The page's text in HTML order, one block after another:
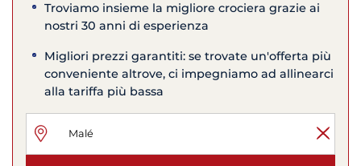
Troviamo insieme la migliore crociera grazie ai
nostri 30 anni di esperienza
Migliori prezzi garantiti: se trovate un'offerta più
conveniente altrove, ci impegniamo ad allinearci
alla tariffa più bassa